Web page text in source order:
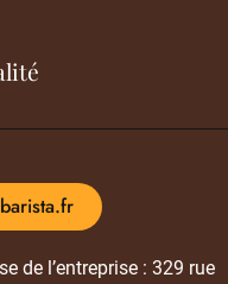
de l’entreprise : 329 rue